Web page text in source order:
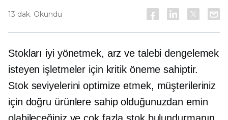
13 dak. Okundu
Stokları iyi yönetmek, arz ve talebi dengelemek
isteyen işletmeler için kritik öneme sahiptir.
Stok seviyelerini optimize etmek, müşterileriniz
için doğru ürünlere sahip olduğunuzdan emin